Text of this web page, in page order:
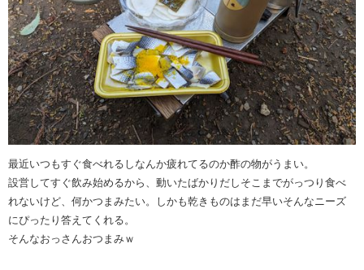
最近いつもすぐ食べれるしなんか疲れてるのか酢の物がうまい。
設営してすぐ飲み始めるから、動いたばかりだしそこまでがっつり食べ
れないけど、何かつまみたい。しかも乾きものはまだ早いそんなニーズ
にぴったり答えてくれる。
そんなおっさんおつまみｗ